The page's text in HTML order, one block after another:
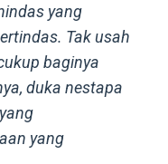
yang
Tak usah
baginya
duka nestapa
yang